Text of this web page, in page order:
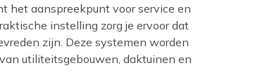
het aanspreekpunt voor service en
instelling zorg je ervoor dat
zijn. Deze systemen worden
utiliteitsgebouwen, daktuinen en